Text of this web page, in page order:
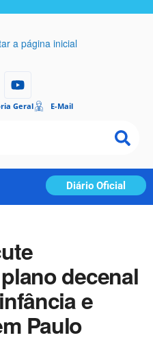
Geral E-Mail
Diário Oficial
decenal
e
Paulo